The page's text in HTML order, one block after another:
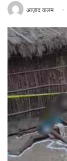
आज़ाद कलम